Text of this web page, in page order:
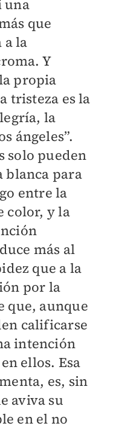
una
que
a la
Y
propia
tristeza es la
la
ángeles”.
solo pueden
blanca para
entre la
color, y la
más al
que a la
por la
que, aunque
calificarse
intención
ellos. Esa
es, sin
aviva su
en el no